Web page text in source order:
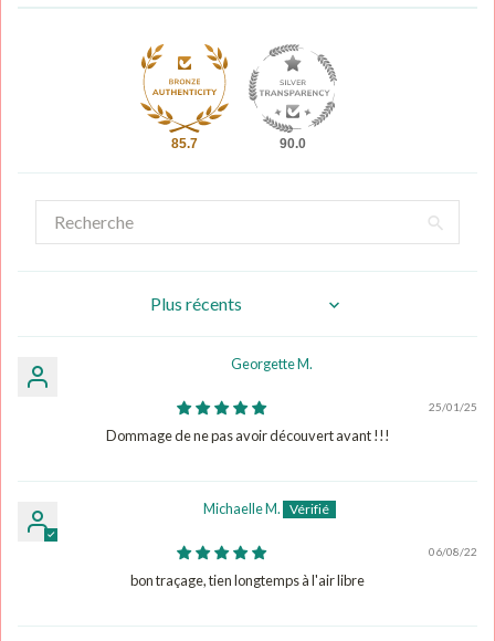
85.7 90.0
Sort by
Georgette M.
25/01/25
Dommage de ne pas avoir découvert avant !!!
Michaelle M.
06/08/22
bon traçage, tien longtemps à l'air libre